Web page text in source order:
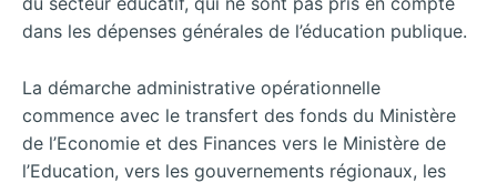
dans les dépenses générales de l’éducation publique.
La démarche administrative opérationnelle
commence avec le transfert des fonds du Ministère
de l’Economie et des Finances vers le Ministère de
l’Education, vers les gouvernements régionaux, les